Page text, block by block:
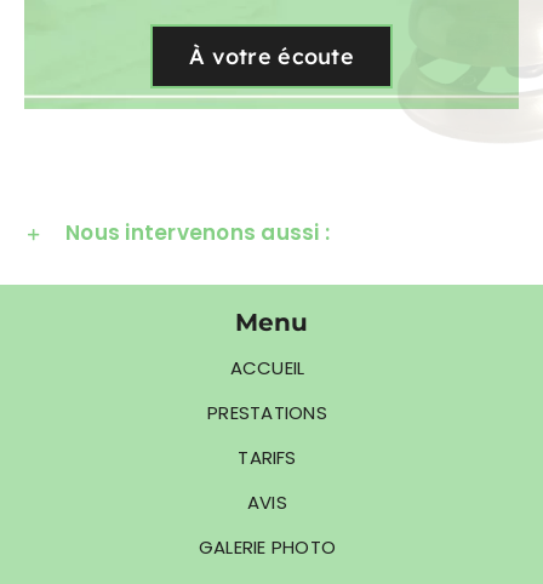
À votre écoute
Nous intervenons aussi :
Menu
ACCUEIL
PRESTATIONS
TARIFS
AVIS
GALERIE PHOTO